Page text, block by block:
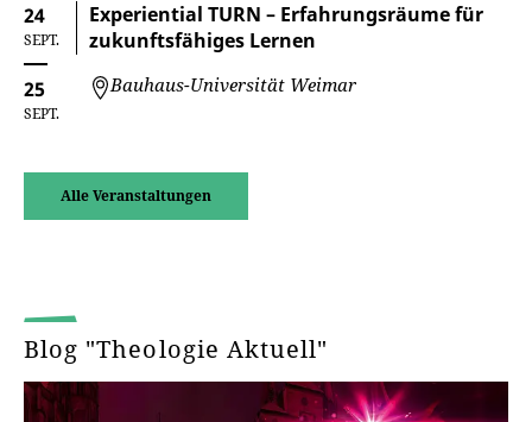
24
SEPT.
25
SEPT.
Experiential TURN – Erfahrungsräume für
zukunftsfähiges Lernen
Bauhaus-Universität Weimar
Alle Veranstaltungen
Blog "Theologie Aktuell"